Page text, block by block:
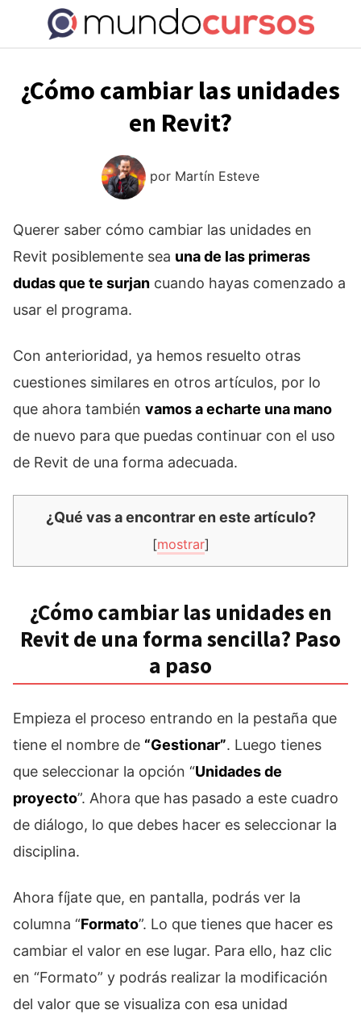
contenido
¿Cómo cambiar las unidades
en Revit?
por Martín Esteve
Querer saber cómo cambiar las unidades en
Revit posiblemente sea una de las primeras
dudas que te surjan cuando hayas comenzado a
usar el programa.
Con anterioridad, ya hemos resuelto otras
cuestiones similares en otros artículos, por lo
que ahora también vamos a echarte una mano
de nuevo para que puedas continuar con el uso
de Revit de una forma adecuada.
¿Qué vas a encontrar en este artículo?
[mostrar]
¿Cómo cambiar las unidades en
Revit de una forma sencilla? Paso
a paso
Empieza el proceso entrando en la pestaña que
tiene el nombre de “Gestionar”. Luego tienes
que seleccionar la opción “Unidades de
proyecto”. Ahora que has pasado a este cuadro
de diálogo, lo que debes hacer es seleccionar la
disciplina.
Ahora fíjate que, en pantalla, podrás ver la
columna “Formato”. Lo que tienes que hacer es
cambiar el valor en ese lugar. Para ello, haz clic
en “Formato” y podrás realizar la modificación
del valor que se visualiza con esa unidad